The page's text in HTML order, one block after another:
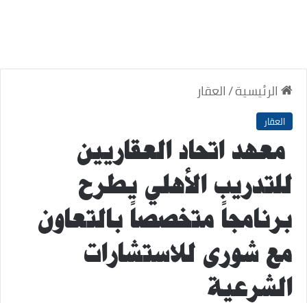
الرئيسية/العقار
العقار
معهد اتحاد العقاريين
للتدريب الأهلي يطرح
برنامجاً متخصصاً بالتعاون
مع شورى للاستشارات
الشرعية